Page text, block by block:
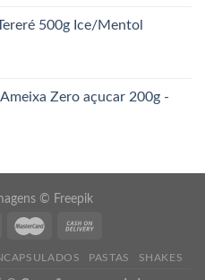
500g Ice/Mentol
Zero açucar 200g -
© Freepik
PASTAS SHAKES